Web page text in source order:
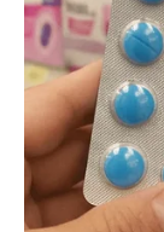
Možda najveća